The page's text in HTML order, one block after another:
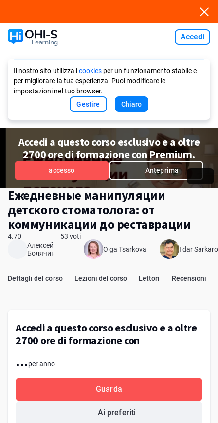
Accedi
Il nostro sito utilizza icookies per un funzionamento stabile e
per migliorare la tua esperienza. Puoi modificare le
impostazioni nel tuo browser.
Gestire
Chiaro
Accedi a questo corso esclusivo e a oltre
2700 ore di formazione con Premium.
accesso Anteprima
Ежедневные манипуляции
детского стоматолога: от
коммуникации до реставрации
4.70
53 voti
Алексей
Болячин
Olga Tsarkova Ildar
Dettagli del corso Lezioni del corso Lettori Recensioni
Accedi a questo corso esclusivo e a oltre
2700 ore di formazione con
...per anno
Guarda
Ai preferiti